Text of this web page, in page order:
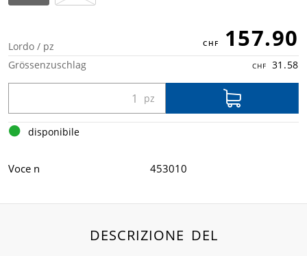
Lordo / pz 157.90
Grössenzuschlag 31.58
disponibile
Voce n 453010
DESCRIZIONE DEL